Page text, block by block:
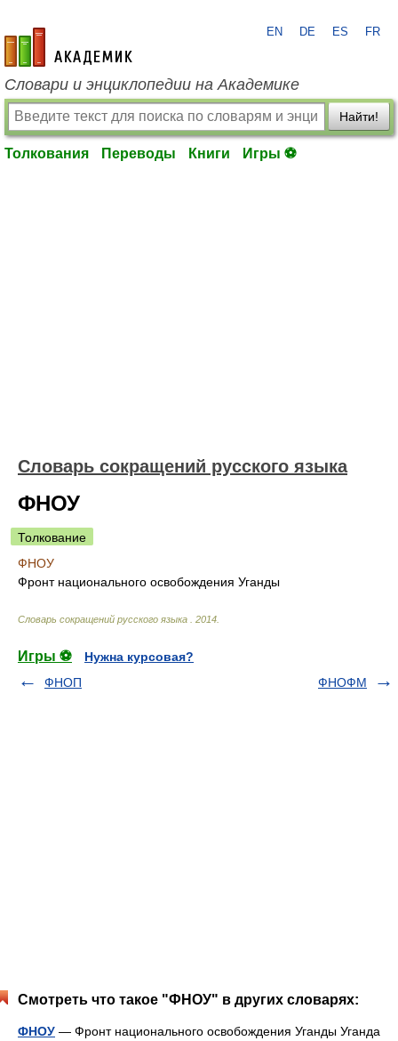
academic.ru
EN DE ES FR
Словари и энциклопедии на Академике
Найти!
Толкования Переводы Книги Игры ⚽
Словарь сокращений русского языка
ФНОУ
Толкование
ФНОУ
Фронт национального освобождения Уганды
Словарь сокращений русского языка 2014
Игры ⚽
Нужна курсовая?
ФНОП
ФНОФМ
Смотреть что такое "ФНОУ" в других словарях:
ФНОУ — Фронт национального освобождения Уганды Уганда